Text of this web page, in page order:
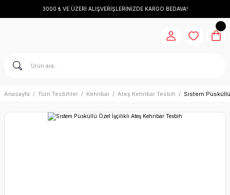
3000 ₺ VE ÜZERİ ALIŞVERİŞLERİNİZDE KARGO BEDAVA!
Anasayfa Tüm Tesbihler Kehribar Ateş Kehribar Tesbih Sistem